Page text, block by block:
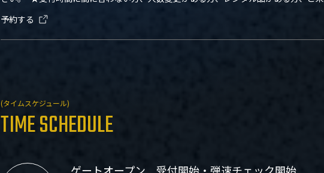
予約する
(タイムスケジュール)
TIME SCHEDULE